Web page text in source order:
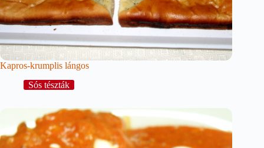
Kapros-krumplis lángos
Sós tészták